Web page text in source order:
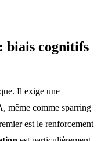
biais cognitifs
Il exige une
même comme sparring
est le renforcement